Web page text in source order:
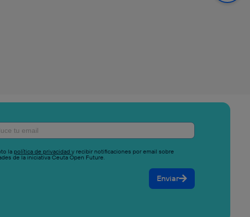
la política de privacidad y recibir notificaciones por email sobre
de la iniciativa Ceuta Open Future.
Enviar